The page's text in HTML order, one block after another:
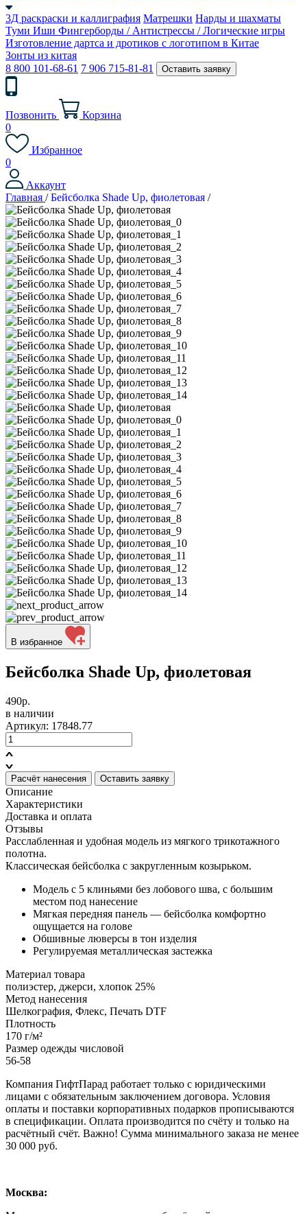
3Д раскраски и каллиграфия Матрешки Нарды и шахматы
Туми Иши Фингерборды / Антистрессы / Логические игры
Изготовление дартса и дротиков с логотипом в Китае
Зонты из китая
8 800 101-68-61 7 906 715-81-81 Оставить заявку
Позвонить
Корзина
0
Избранное
0
Аккаунт
Главная / Бейсболка Shade Up, фиолетовая /
В избранное
Бейсболка Shade Up, фиолетовая
490р.
в наличии
Артикул: 17848.77
Расчёт нанесения Оставить заявку
Описание
Характеристики
Доставка и оплата
Отзывы
Расслабленная и удобная модель из мягкого трикотажного
полотна.
Классическая бейсболка с закругленным козырьком.
Модель с 5 клиньями без лобового шва, с большим
местом под нанесение
Мягкая передняя панель — бейсболка комфортно
ощущается на голове
Обшивные люверсы в тон изделия
Регулируемая металлическая застежка
Материал товара
полиэстер, джерси, хлопок 25%
Метод нанесения
Шелкография, Флекс, Печать DTF
Плотность
170 г/м²
Размер одежды числовой
56-58
Компания ГифтПарад работает только с юридическими
лицами с обязательным заключением договора. Условия
оплаты и поставки корпоративных подарков прописываются
в спецификации. Оплата производится по счёту и только на
расчётный счёт. Важно! Сумма минимального заказа не менее
30 000 руб.
Москва: